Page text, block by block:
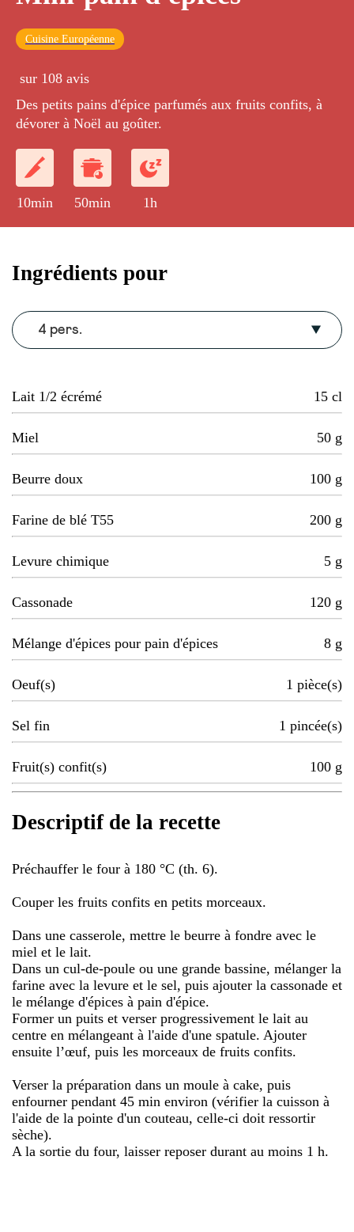
Cuisine Européenne
sur 108 avis
Des petits pains d'épice parfumés aux fruits confits, à
dévorer à Noël au goûter.
10min 50min 1h
Ingrédients pour
4 pers.
Lait 1/2 écrémé 15 cl
Miel 50 g
Beurre doux 100 g
Farine de blé T55 200 g
Levure chimique 5 g
Cassonade 120 g
Mélange d'épices pour pain d'épices 8 g
Oeuf(s) 1 pièce(s)
Sel fin 1 pincée(s)
Fruit(s) confit(s) 100 g
Descriptif de la recette
Préchauffer le four à 180 °C (th. 6).
Couper les fruits confits en petits morceaux.
Dans une casserole, mettre le beurre à fondre avec le
miel et le lait.
Dans un cul-de-poule ou une grande bassine, mélanger la
farine avec la levure et le sel, puis ajouter la cassonade et
le mélange d'épices à pain d'épice.
Former un puits et verser progressivement le lait au
centre en mélangeant à l'aide d'une spatule. Ajouter
ensuite l’œuf, puis les morceaux de fruits confits.
Verser la préparation dans un moule à cake, puis
enfourner pendant 45 min environ (vérifier la cuisson à
l'aide de la pointe d'un couteau, celle-ci doit ressortir
sèche).
A la sortie du four, laisser reposer durant au moins 1 h.